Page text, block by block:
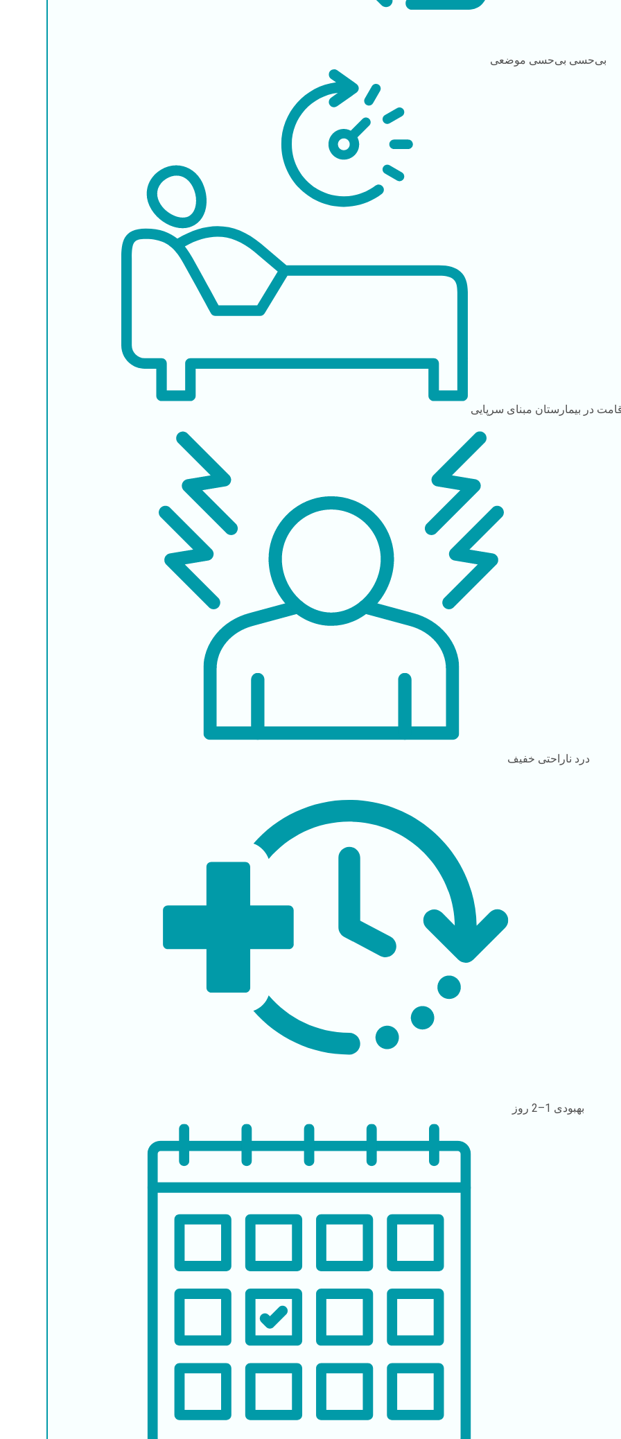
بی‌حسی بی‌حسی موضعی
در بیمارستان مبنای سرپایی
درد ناراحتی خفیف
بهبودی 1–2 روز